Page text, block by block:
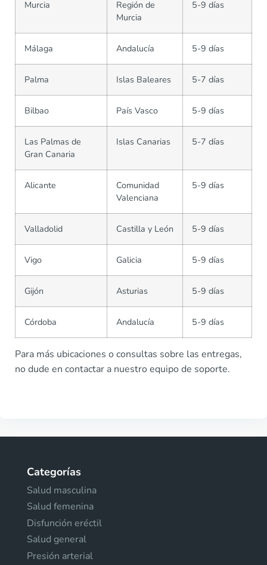
Murcia
Región de
Murcia
5-9 días
Málaga Andalucía 5-9 días
Palma Islas Baleares 5-7 días
Bilbao País Vasco 5-9 días
Las Palmas de
Gran Canaria
Islas Canarias 5-7 días
Alicante
Comunidad
Valenciana
5-9 días
Valladolid Castilla y León 5-9 días
Vigo Galicia 5-9 días
Gijón Asturias 5-9 días
Córdoba Andalucía 5-9 días
Para más ubicaciones o consultas sobre las entregas,
no dude en contactar a nuestro equipo de soporte.
Categorías
Salud masculina
Salud femenina
Disfunción eréctil
Salud general
Presión arterial